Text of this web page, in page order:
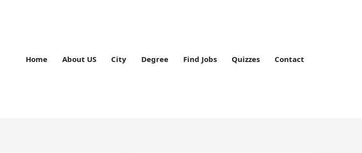
Home About US City Degree Find Jobs Quizzes Contact